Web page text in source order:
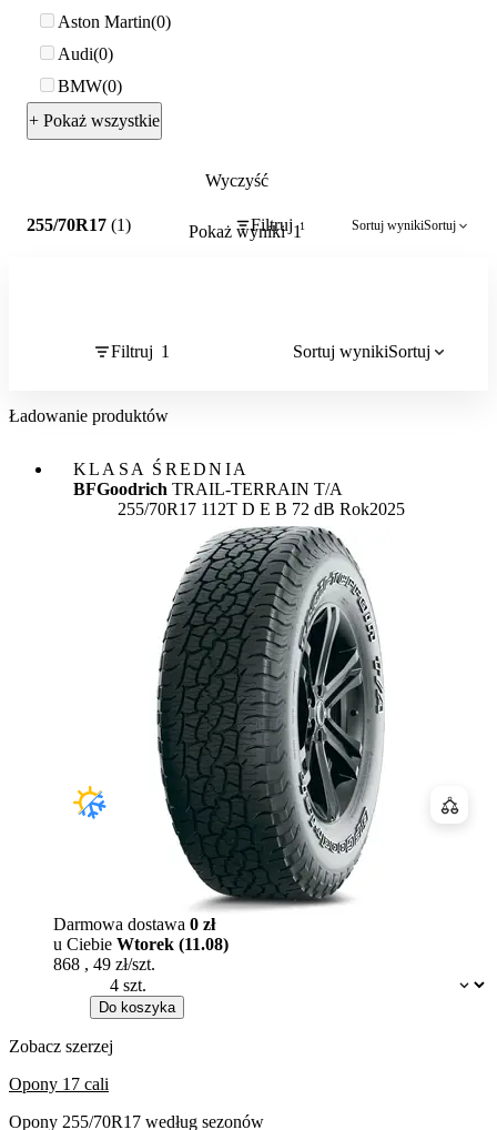
Aston Martin 0
Audi 0
BMW 0
+ Pokaż wszystkie
Wyczyść
Pokaż wyniki 1
255/70R17 (1) Filtruj 1 Sortuj wynikiSortuj
Filtruj 1 Sortuj wynikiSortuj
Ładowanie produktów
KLASA ŚREDNIA
BFGoodrich TRAIL-TERRAIN T/A
255/70R17 112T Etykieta:
D E B 72 dB Rok2025
Dostępność:
Darmowa dostawa 0 zł
u Ciebie Wtorek (11.08)
868 , 49 zł/szt.
Do koszyka
Zobacz szerzej
Opony 17 cali
Opony 255/70R17 według sezonów